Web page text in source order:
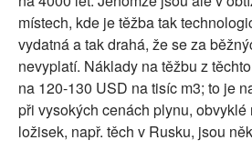
místech, kde je těžba tak
vydatná a tak drahá, že se za
nevyplatí. Náklady na těžbu z
na 120-130 USD na tisíc m3; to je
při vysokých cenách plynu,
ložisek, např. těch v Rusku, jsou